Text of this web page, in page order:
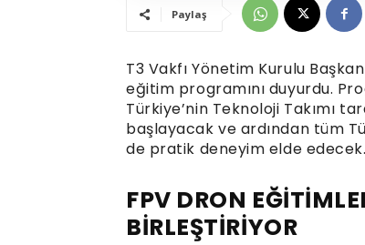
Paylaş
T3 Vakfı Yönetim Kurulu
eğitim programını duyurdu.
Türkiye’nin Teknoloji Takımı
başlayacak ve ardından tüm
de pratik deneyim elde edecek.
FPV DRON
BİRLEŞTİRİYOR